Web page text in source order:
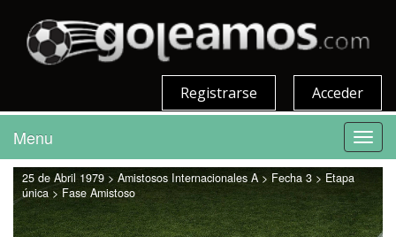
Acceder
Registrarse
Menu
25 de Abril 1979 > Amistosos Internacionales A > Fecha 3 > Etapa
única > Fase Amistoso